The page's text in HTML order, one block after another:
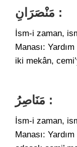
مَنْصَرَانِ :
İsm-i zaman,
Manası:
iki mekân,
مَنَاصِرُ :
İsm-i zaman,
Manası: